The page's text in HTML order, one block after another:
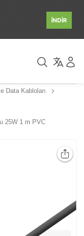
İNDİR
Data Kabloları
25W 1 m PVC